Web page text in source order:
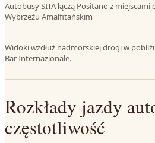
Autobusy SITA łączą Positano z miejscami
Wybrzeżu Amalfitańskim
Widoki wzdłuż nadmorskiej drogi w
Bar Internazionale.
Rozkłady jazdy
częstotliwość